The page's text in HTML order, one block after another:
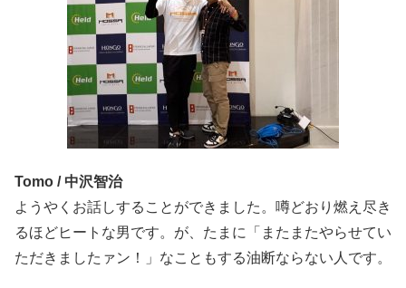
Tomo / 中沢智治
ようやくお話しすることができました。噂どおり燃え尽き
るほどヒートな男です。が、たまに「またまたやらせてい
ただきましたァン！」なこともする油断ならない人です。